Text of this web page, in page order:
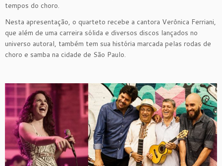
tempos do choro.
Nesta apresentação, o quarteto recebe a cantora Verônica Ferriani,
que além de uma carreira sólida e diversos discos lançados no
universo autoral, também tem sua história marcada pelas rodas de
choro e samba na cidade de São Paulo.